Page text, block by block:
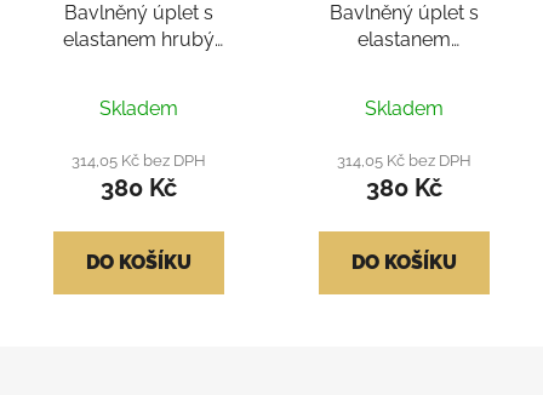
Bavlněný úplet s
elastanem hrubý
Skladem
314,05 Kč bez DPH
380 Kč
DO KOŠÍKU
Bavlněný úplet s
elastanem
Skladem
314,05 Kč bez DPH
380 Kč
DO KOŠÍKU